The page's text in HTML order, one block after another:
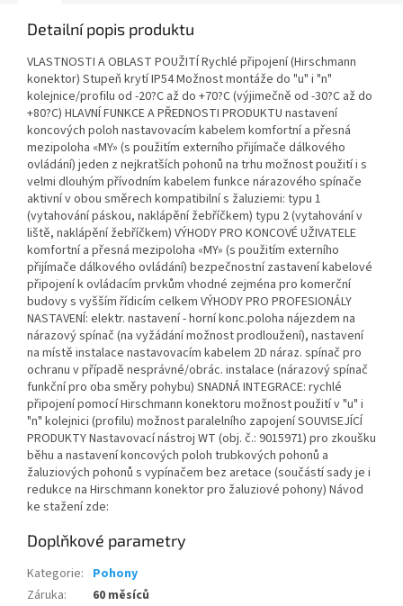
Detailní popis produktu
VLASTNOSTI A OBLAST POUŽITÍ Rychlé připojení (Hirschmann
konektor) Stupeň krytí IP54 Možnost montáže do "u" i "n"
kolejnice/profilu od -20?C až do +70?C (výjimečně od -30?C až do
+80?C) HLAVNÍ FUNKCE A PŘEDNOSTI PRODUKTU nastavení
koncových poloh nastavovacím kabelem komfortní a přesná
mezipoloha «MY» (s použitím externího přijímače dálkového
ovládání) jeden z nejkratších pohonů na trhu možnost použití i s
velmi dlouhým přívodním kabelem funkce nárazového spínače
aktivní v obou směrech kompatibilní s žaluziemi: typu 1
(vytahování páskou, naklápění žebříčkem) typu 2 (vytahování v
liště, naklápění žebříčkem) VÝHODY PRO KONCOVÉ UŽIVATELE
komfortní a přesná mezipoloha «MY» (s použitím externího
přijímače dálkového ovládání) bezpečnostní zastavení kabelové
připojení k ovládacím prvkům vhodné zejména pro komerční
budovy s vyšším řídicím celkem VÝHODY PRO PROFESIONÁLY
NASTAVENÍ: elektr. nastavení - horní konc.poloha nájezdem na
nárazový spínač (na vyžádání možnost prodloužení), nastavení
na místě instalace nastavovacím kabelem 2D náraz. spínač pro
ochranu v případě nesprávné/obrác. instalace (nárazový spínač
funkční pro oba směry pohybu) SNADNÁ INTEGRACE: rychlé
připojení pomocí Hirschmann konektoru možnost použití v "u" i
"n" kolejnici (profilu) možnost paralelního zapojení SOUVISEJÍCÍ
PRODUKTY Nastavovací nástroj WT (obj. č.: 9015971) pro zkoušku
běhu a nastavení koncových poloh trubkových pohonů a
žaluziových pohonů s vypínačem bez aretace (součástí sady je i
redukce na Hirschmann konektor pro žaluziové pohony) Návod
ke stažení zde:
Doplňkové parametry
Kategorie: Pohony
Záruka: 60 měsíců